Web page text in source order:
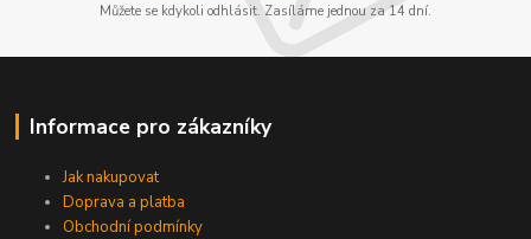
Můžete se kdykoli odhlásit. Zasíláme jednou za 14 dní.
Informace pro zákazníky
Jak nakupovat
Doprava a platba
Obchodní podmínky